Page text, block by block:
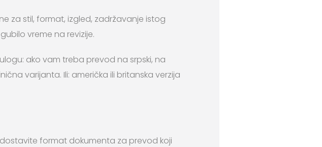
za stil, format, izgled, zadržavanje istog
vreme na revizije.
ako vam treba prevod na srpski, na
varijanta. Ili: američka ili britanska verzija
format dokumenta za prevod koji